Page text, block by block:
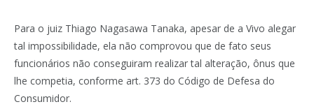
Para o juiz Thiago Nagasawa Tanaka, apesar de a Vivo alegar
tal impossibilidade, ela não comprovou que de fato seus
funcionários não conseguiram realizar tal alteração, ônus que
lhe competia, conforme art. 373 do Código de Defesa do
Consumidor.